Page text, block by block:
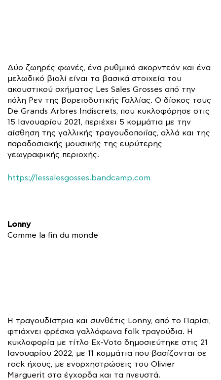
Δύο ζωηρές φωνές, ένα ρυθμικό ακορντεόν και ένα
μελωδικό βιολί είναι τα βασικά στοιχεία του
ακουστικού σχήματος Les Sales Grosses από την
πόλη Ρεν της βορειοδυτικής Γαλλίας. Ο δίσκος τους
De Grands Arbres Indiscrets, που κυκλοφόρησε στις
15 Ιανουαρίου 2021, περιέχει 5 κομμάτια με την
αίσθηση της γαλλικής τραγουδοποιΐας, αλλά και της
παραδοσιακής μουσικής της ευρύτερης
γεωγραφικής περιοχής.
https://lessalesgosses.bandcamp.com
Lonny
Comme la fin du monde
Η τραγουδίστρια και συνθέτις Lonny, από το Παρίσι,
φτιάχνει φρέσκα γαλλόφωνα folk τραγούδια. Η
κυκλοφορία με τίτλο Ex-Voto δημοσιεύτηκε στις 21
Ιανουαρίου 2022, με 11 κομμάτια που βασίζονται σε
rock ήχους, με ενορχηστρώσεις του Olivier
Marguerit στα έγχορδα και τα πνευστά.